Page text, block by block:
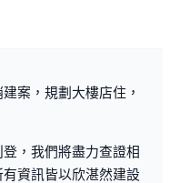
案，規劃大樓店住，
，我們將盡力查證相
資訊皆以欣湛然建設